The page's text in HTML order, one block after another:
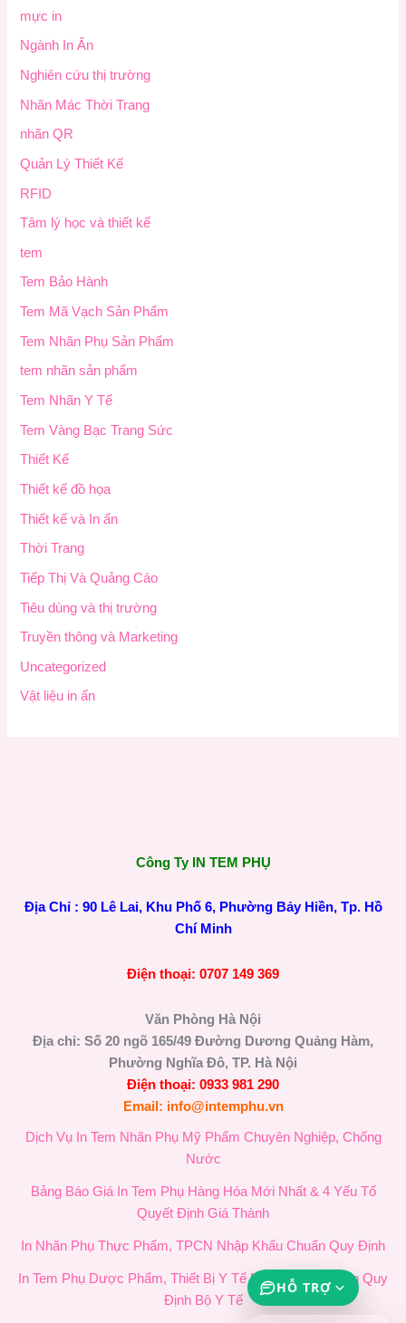
mực in
Ngành In Ấn
Nghiên cứu thị trường
Nhãn Mác Thời Trang
nhãn QR
Quản Lý Thiết Kế
RFID
Tâm lý học và thiết kế
tem
Tem Bảo Hành
Tem Mã Vạch Sản Phẩm
Tem Nhãn Phụ Sản Phẩm
tem nhãn sản phẩm
Tem Nhãn Y Tế
Tem Vàng Bạc Trang Sức
Thiết Kế
Thiết kế đồ họa
Thiết kế và In ấn
Thời Trang
Tiếp Thị Và Quảng Cáo
Tiêu dùng và thị trường
Truyền thông và Marketing
Uncategorized
Vật liệu in ấn
Công Ty IN TEM PHỤ
Địa Chỉ : 90 Lê Lai, Khu Phố 6, Phường Bảy Hiền, Tp. Hồ
Chí Minh
Điện thoại: 0707 149 369
Văn Phòng Hà Nội
Địa chỉ: Số 20 ngõ 165/49 Đường Dương Quảng Hàm,
Phường Nghĩa Đô, TP. Hà Nội
Điện thoại: 0933 981 290
Email: info@intemphu.vn
Dịch Vụ In Tem Nhãn Phụ Mỹ Phẩm Chuyên Nghiệp, Chống
Nước
Bảng Báo Giá In Tem Phụ Hàng Hóa Mới Nhất & 4 Yếu Tố
Quyết Định Giá Thành
In Nhãn Phụ Thực Phẩm, TPCN Nhập Khẩu Chuẩn Quy Định
In Tem Phụ Dược Phẩm, Thiết Bị Y Tế Nhập Khẩu Chuẩn Quy
Định Bộ Y Tế
HỖ TRỢ